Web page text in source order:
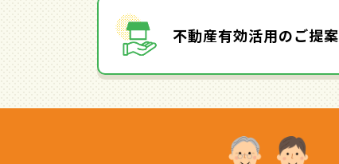
不動産有効活用のご提案